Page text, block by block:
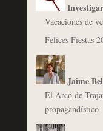
Vacaciones de
Felices Fiestas
Jaime
El Arco de
propagandístico